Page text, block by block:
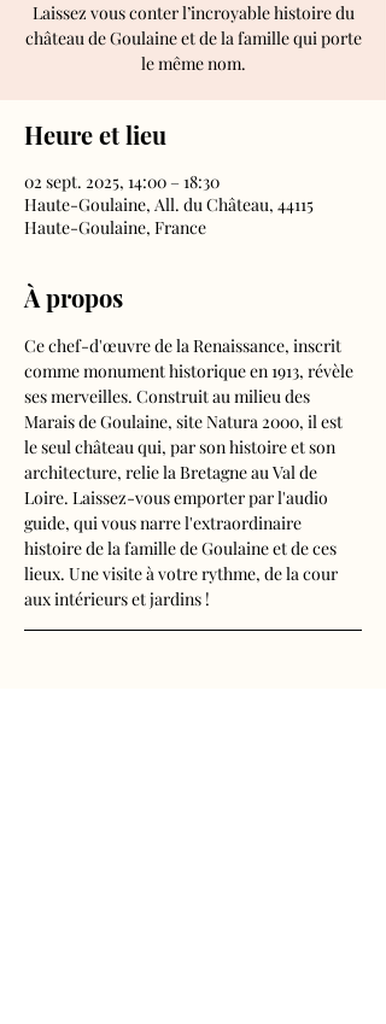
Laissez vous conter l’incroyable histoire du
château de Goulaine et de la famille qui porte
le même nom.
Heure et lieu
02 sept. 2025, 14:00 – 18:30
Haute-Goulaine, All. du Château, 44115
Haute-Goulaine, France
À propos
Ce chef-d'œuvre de la Renaissance, inscrit
comme monument historique en 1913, révèle
ses merveilles. Construit au milieu des
Marais de Goulaine, site Natura 2000, il est
le seul château qui, par son histoire et son
architecture, relie la Bretagne au Val de
Loire. Laissez-vous emporter par l'audio
guide, qui vous narre l'extraordinaire
histoire de la famille de Goulaine et de ces
lieux. Une visite à votre rythme, de la cour
aux intérieurs et jardins !